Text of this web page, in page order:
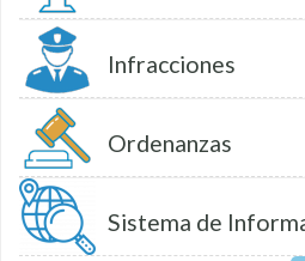
Infracciones
Ordenanzas
Sistema de